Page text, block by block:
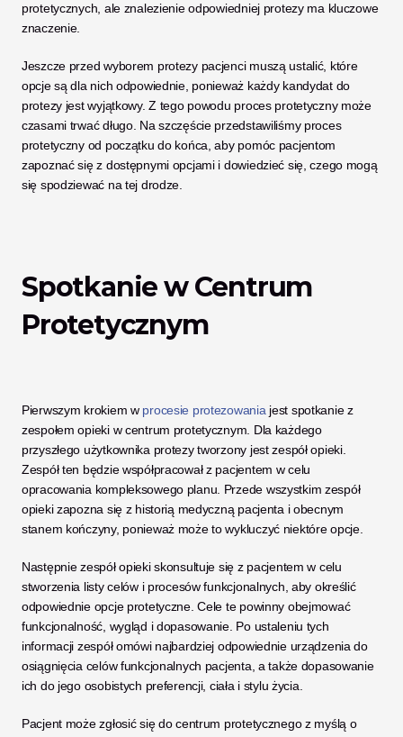
protetycznych, ale znalezienie odpowiedniej protezy ma kluczowe
znaczenie.
Jeszcze przed wyborem protezy pacjenci muszą ustalić, które
opcje są dla nich odpowiednie, ponieważ każdy kandydat do
protezy jest wyjątkowy. Z tego powodu proces protetyczny może
czasami trwać długo. Na szczęście przedstawiliśmy proces
protetyczny od początku do końca, aby pomóc pacjentom
zapoznać się z dostępnymi opcjami i dowiedzieć się, czego mogą
się spodziewać na tej drodze.
Spotkanie w Centrum
Protetycznym
Pierwszym krokiem w procesie protezowania jest spotkanie z
zespołem opieki w centrum protetycznym. Dla każdego
przyszłego użytkownika protezy tworzony jest zespół opieki.
Zespół ten będzie współpracował z pacjentem w celu
opracowania kompleksowego planu. Przede wszystkim zespół
opieki zapozna się z historią medyczną pacjenta i obecnym
stanem kończyny, ponieważ może to wykluczyć niektóre opcje.
Następnie zespół opieki skonsultuje się z pacjentem w celu
stworzenia listy celów i procesów funkcjonalnych, aby określić
odpowiednie opcje protetyczne. Cele te powinny obejmować
funkcjonalność, wygląd i dopasowanie. Po ustaleniu tych
informacji zespół omówi najbardziej odpowiednie urządzenia do
osiągnięcia celów funkcjonalnych pacjenta, a także dopasowanie
ich do jego osobistych preferencji, ciała i stylu życia.
Pacjent może zgłosić się do centrum protetycznego z myślą o